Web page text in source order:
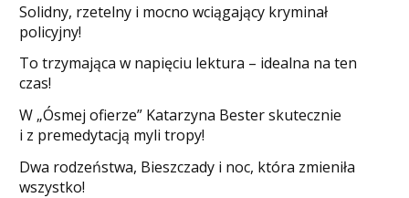
Solidny, rzetelny i mocno wciągający kryminał
policyjny!
​To trzymająca w napięciu lektura – idealna na ten
czas!
W „Ósmej ofierze” Katarzyna Bester skutecznie
i z premedytacją myli tropy!
Dwa rodzeństwa, Bieszczady i noc, która zmieniła
wszystko!